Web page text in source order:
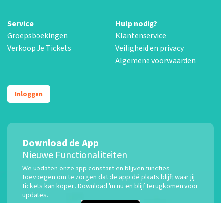
Service
Groepsboekingen
Verkoop Je Tickets
Hulp nodig?
Klantenservice
Veiligheid en privacy
Algemene voorwaarden
Inloggen
Download de App
Nieuwe Functionaliteiten
We updaten onze app constant en blijven functies
toevoegen om te zorgen dat de app dé plaats blijft waar jij
tickets kan kopen. Download 'm nu en blijf terugkomen voor
updates.